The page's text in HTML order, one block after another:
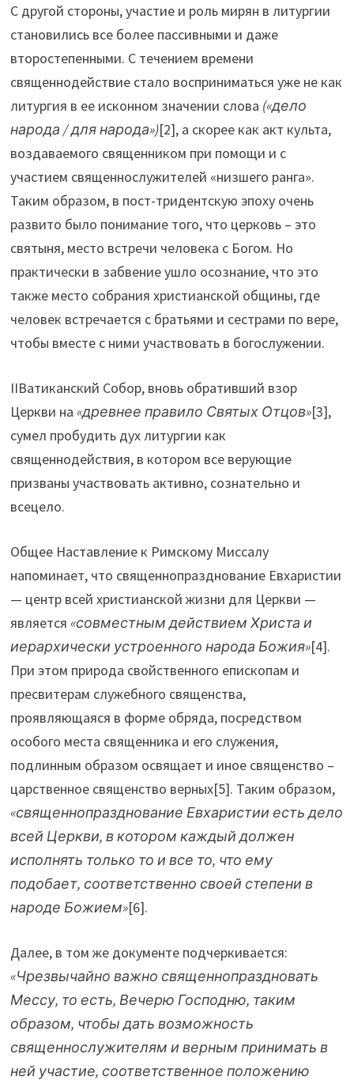
С другой стороны, участие и роль мирян в литургии
становились все более пассивными и даже
второстепенными. С течением времени
священнодействие стало восприниматься уже не как
литургия в ее исконном значении слова («дело
народа / для народа»)[2], а скорее как акт культа,
воздаваемого священником при помощи и с
участием священнослужителей «низшего ранга».
Таким образом, в пост-тридентскую эпоху очень
развито было понимание того, что церковь – это
святыня, место встречи человека с Богом. Но
практически в забвение ушло осознание, что это
также место собрания христианской общины, где
человек встречается с братьями и сестрами по вере,
чтобы вместе с ними участвовать в богослужении.
IIВатиканский Собор, вновь обративший взор
Церкви на«древнее правило Святых Отцов»[3],
сумел пробудить дух литургии как
священнодействия, в котором все верующие
призваны участвовать активно, сознательно и
всецело.
Общее Наставление к Римскому Миссалу
напоминает, что священнопразднование Евхаристии
— центр всей христианской жизни для Церкви —
является«совместным действием Христа и
иерархически устроенного народа Божия»[4].
При этом природа свойственного епископам и
пресвитерам служебного священства,
проявляющаяся в форме обряда, посредством
особого места священника и его служения,
подлинным образом освящает и иное священство –
царственное священство верных[5]. Таким образом,
«священнопразднование Евхаристии есть дело
всей Церкви, в котором каждый должен
исполнять только то и все то, что ему
подобает, соответственно своей степени в
народе Божием»[6].
Далее, в том же документе подчеркивается:
«Чрезвычайно важно священнопраздновать
Мессу, то есть, Вечерю Господню, таким
образом, чтобы дать возможность
священнослужителям и верным принимать в
ней участие, соответственное положению